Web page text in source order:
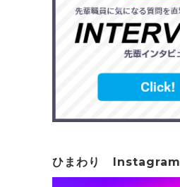
ひまわり Instagram